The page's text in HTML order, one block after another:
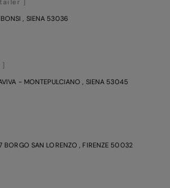
, SIENA 53036
]
- MONTEPULCIANO, SIENA 53045
BORGO SAN LORENZO, FIRENZE 50032